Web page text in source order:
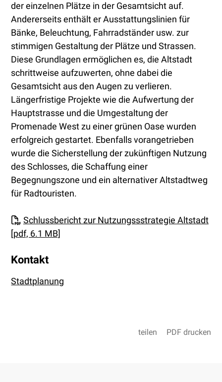
der einzelnen Plätze in der Gesamtsicht auf.
Andererseits enthält er Ausstattungslinien für
Bänke, Beleuchtung, Fahrradständer usw. zur
stimmigen Gestaltung der Plätze und Strassen.
Diese Grundlagen ermöglichen es, die Altstadt
schrittweise aufzuwerten, ohne dabei die
Gesamtsicht aus den Augen zu verlieren.
Längerfristige Projekte wie die Aufwertung der
Hauptstrasse und die Umgestaltung der
Promenade West zu einer grünen Oase wurden
erfolgreich gestartet. Ebenfalls vorangetrieben
wurde die Sicherstellung der zukünftigen Nutzung
des Schlosses, die Schaffung einer
Begegnungszone und ein alternativer Altstadtweg
für Radtouristen.
Schlussbericht zur Nutzungssstrategie Altstadt
[pdf, 6.1 MB]
Kontakt
Stadtplanung
teilen PDF drucken